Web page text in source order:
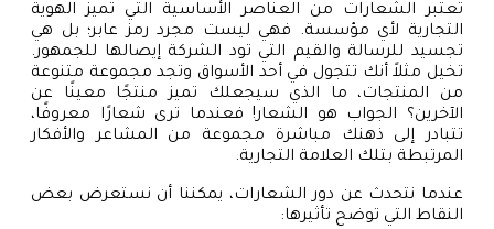
تعتبر الشعارات من العناصر الأساسية التي تميز الهوية
التجارية لأي مؤسسة. فهي ليست مجرد رمز عابر؛ بل هي
تجسيد للرسالة والقيم التي تود الشركة إيصالها للجمهور.
تخيل مثلاً أنك تتجول في أحد الأسواق وتجد مجموعة متنوعة
من المنتجات، ما الذي سيجعلك تميز منتجًا معينًا عن
الآخرين؟ الجواب هو الشعار! فعندما ترى شعارًا معروفًا،
تتبادر إلى ذهنك مباشرة مجموعة من المشاعر والأفكار
المرتبطة بتلك العلامة التجارية.
عندما نتحدث عن دور الشعارات، يمكننا أن نستعرض بعض
النقاط التي توضح تأثيرها: